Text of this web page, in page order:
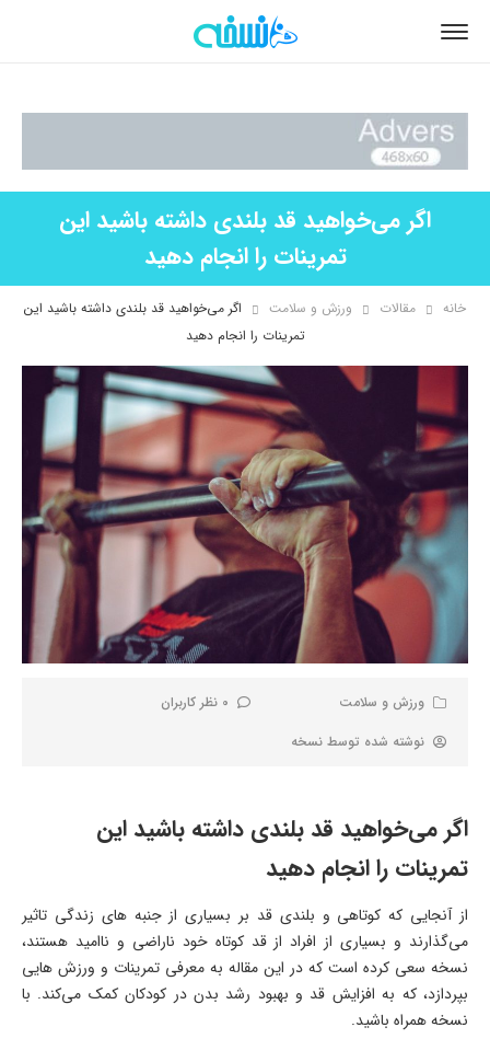
اگر می‌خواهید قد بلندی داشته باشید این
تمرینات را انجام دهید
خانه مقالات ورزش و سلامت
اگر می‌خواهید قد بلندی داشته باشید این
تمرینات را انجام دهید
ورزش و سلامت
0 نظر کاربران
نوشته شده توسط نسخه
اگر می‌خواهید قد بلندی داشته باشید این
تمرینات را انجام دهید
از آنجایی که کوتاهی و بلندی قد بر بسیاری از جنبه های زندگی تاثیر
می‌گذارند و بسیاری از افراد از قد کوتاه خود ناراضی و ناامید هستند،
نسخه سعی کرده است که در این مقاله به معرفی تمرینات و ورزش هایی
بپردازد، که به افزایش قد و بهبود رشد بدن در کودکان کمک می‌کند. با
نسخه همراه باشید.